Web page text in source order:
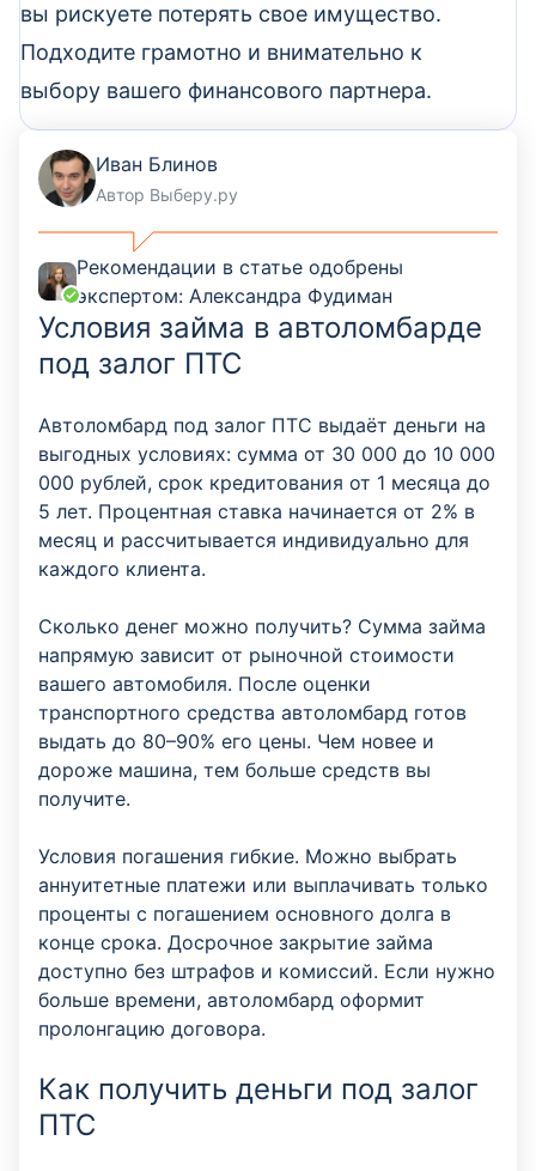
вы рискуете потерять свое имущество.
Подходите грамотно и внимательно к
выбору вашего финансового партнера.
Иван Блинов
Автор Выберу.ру
Рекомендации в статье одобрены
экспертом: Александра Фудиман
Условия займа в автоломбарде
под залог ПТС
Автоломбард под залог ПТС выдаёт деньги на
выгодных условиях: сумма от 30 000 до 10 000
000 рублей, срок кредитования от 1 месяца до
5 лет. Процентная ставка начинается от 2% в
месяц и рассчитывается индивидуально для
каждого клиента.
Сколько денег можно получить? Сумма займа
напрямую зависит от рыночной стоимости
вашего автомобиля. После оценки
транспортного средства автоломбард готов
выдать до 80–90% его цены. Чем новее и
дороже машина, тем больше средств вы
получите.
Условия погашения гибкие. Можно выбрать
аннуитетные платежи или выплачивать только
проценты с погашением основного долга в
конце срока. Досрочное закрытие займа
доступно без штрафов и комиссий. Если нужно
больше времени, автоломбард оформит
пролонгацию договора.
Как получить деньги под залог
ПТС